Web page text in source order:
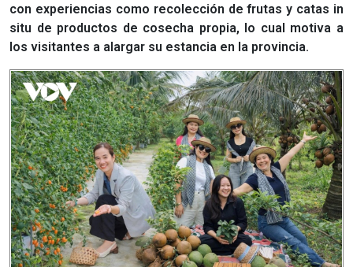
con experiencias como recolección de frutas y catas in
situ de productos de cosecha propia, lo cual motiva a
los visitantes a alargar su estancia en la provincia.